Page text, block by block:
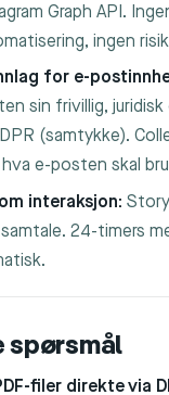
Graph API.
ingen
for e-
sin frivillig, juridisk
(samtykke).
e-posten skal
interaksjon:
24-timers
filer direkte via